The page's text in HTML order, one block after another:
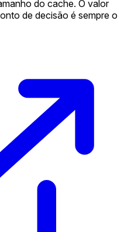
do cache. O valor
de decisão é sempre o